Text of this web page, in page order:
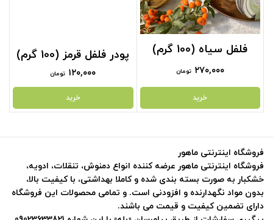
فلفل سیاه (100 گرم)
۲۷۰,۰۰۰ تومان
خرید
پودر فلفل قرمز (100 گرم)
۱۲۰,۰۰۰ تومان
خرید
فروشگاه اینترنتی ماهور
فروشگاه اینترنتی ماهور عرضه کننده انواع دمنوش، تنقلات، ادویه،
خشکبار به صورت بسته بندی شده و کاملا بهداشتی، با کیفیت بالا،
بدون مواد نگهدارنده و افزودنی است. و تمامی محصولات این فروشگاه
دارای تضمین کیفیت و قیمت می باشند.